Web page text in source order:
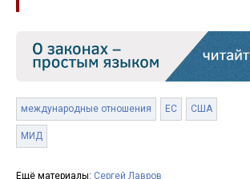
международные отношения ЕС США
МИД
Ещё материалы: Сергей Лавров